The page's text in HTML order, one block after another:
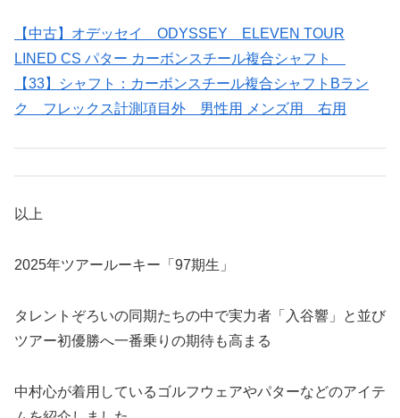
【中古】オデッセイ ODYSSEY ELEVEN TOUR
LINED CS パター カーボンスチール複合シャフト
【33】シャフト：カーボンスチール複合シャフトBラン
ク フレックス計測項目外 男性用 メンズ用 右用
以上
2025年ツアールーキー「97期生」
タレントぞろいの同期たちの中で実力者「入谷響」と並び
ツアー初優勝へ一番乗りの期待も高まる
中村心が着用しているゴルフウェアやパターなどのアイテ